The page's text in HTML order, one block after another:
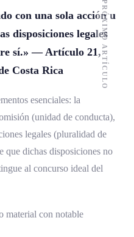
con una sola acción u
disposiciones legales
sí.» — Artículo 21,
Costa Rica
esenciales: la
(unidad de conducta),
legales (pluralidad de
que dichas disposiciones no
al concurso ideal del
material con notable
PRÓXIMO ARTÍCULO